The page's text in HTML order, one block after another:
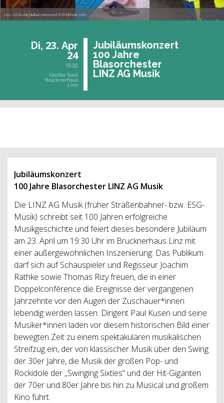
Linz AG Musik Jubiläumskonzert © Erblehner.com
Di, 23. Apr
24
19:30
Großer Saal
Brucknerhaus
Linz
Ju­bi­lä­ums­kon­zert
100 Jahre
Blas­or­ches­ter
LINZ AG Musik
Jubiläumskonzert
100 Jahre Blasorchester LINZ AG Musik
Die LINZ AG Musik (früher Straßenbahner- bzw. ESG-
Musik) schreibt seit 100 Jahren erfolgreiche
Musikgeschichte und feiert dieses besondere Jubiläum
am 23. April um 19:30 Uhr im Brucknerhaus Linz mit
einer außergewöhnlichen Inszenierung: Das Publikum
darf sich auf Schauspieler und Regisseur Joachim
Rathke sowie Thomas Rizy freuen, die in einer
Doppelconférence die Ereignisse der vergangenen
Jahrzehnte vor den Augen der Zuschauer*innen
lebendig werden lassen. Dirigent Paul Kusen und seine
Musiker*innen laden vor diesem historischen Bild einer
bewegten Zeit zu einem spektakulären musikalischen
Streifzug ein, der von klassischer Musik über den Swing
der 30er Jahre, die Musik der großen Pop- und
Rockidole der „Swinging Sixties“ und der Hit-Giganten
der 70er und 80er Jahre bis hin zu Musical und großem
Kino führt.